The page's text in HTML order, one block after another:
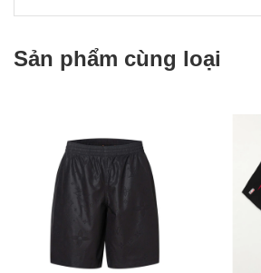
Sản phẩm cùng loại